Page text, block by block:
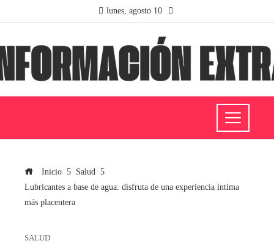
lunes, agosto 10
Inicio
Salud
Lubricantes a base de agua: disfruta de una experiencia íntima
más placentera
SALUD